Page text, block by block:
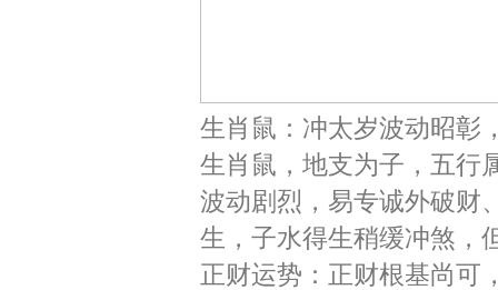
生肖鼠：冲太岁波动昭彰
生肖鼠，地支为子，五行
波动剧烈，易专诚外破财
生，子水得生稍缓冲煞，
正财运势：正财根基尚可